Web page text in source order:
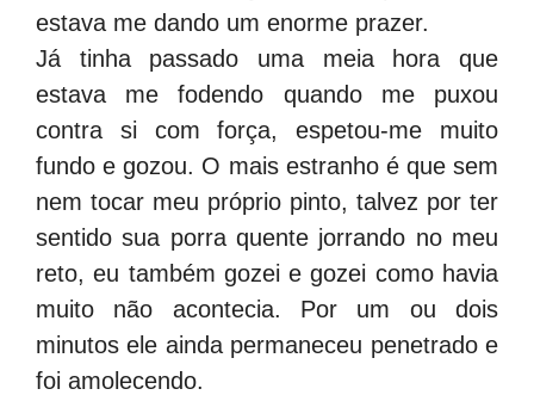
estava me dando um enorme prazer.
Já tinha passado uma meia hora que
estava me fodendo quando me puxou
contra si com força, espetou-me muito
fundo e gozou. O mais estranho é que sem
nem tocar meu próprio pinto, talvez por ter
sentido sua porra quente jorrando no meu
reto, eu também gozei e gozei como havia
muito não acontecia. Por um ou dois
minutos ele ainda permaneceu penetrado e
foi amolecendo.